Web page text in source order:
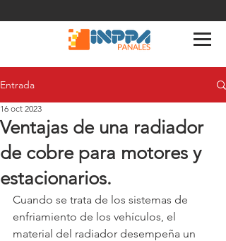
Entrada
Ventajas de una radiador
de cobre para motores y
estacionarios.
16 oct 2023
Cuando se trata de los sistemas de
enfriamiento de los vehículos, el
material del radiador desempeña un